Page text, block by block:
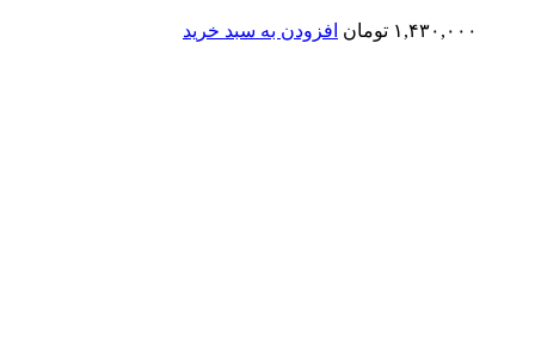
۱,۴۳۰,۰۰۰ تومان افزودن به سبد خرید